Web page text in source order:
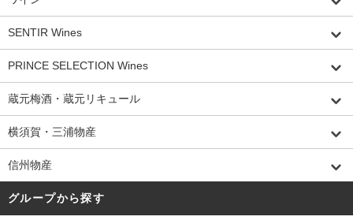
SENTIR Wines
PRINCE SELECTION Wines
蔵元梅酒・蔵元リキュール
横須賀・三浦物産
信州物産
グループから探す